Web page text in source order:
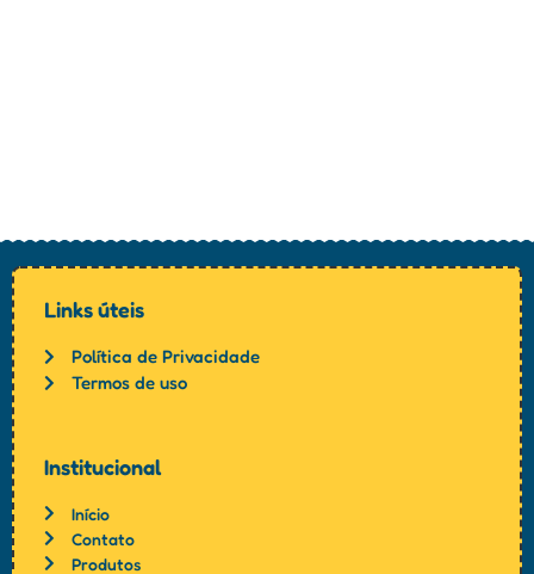
Links úteis
Política de Privacidade
Termos de uso
Institucional
Início
Contato
Produtos